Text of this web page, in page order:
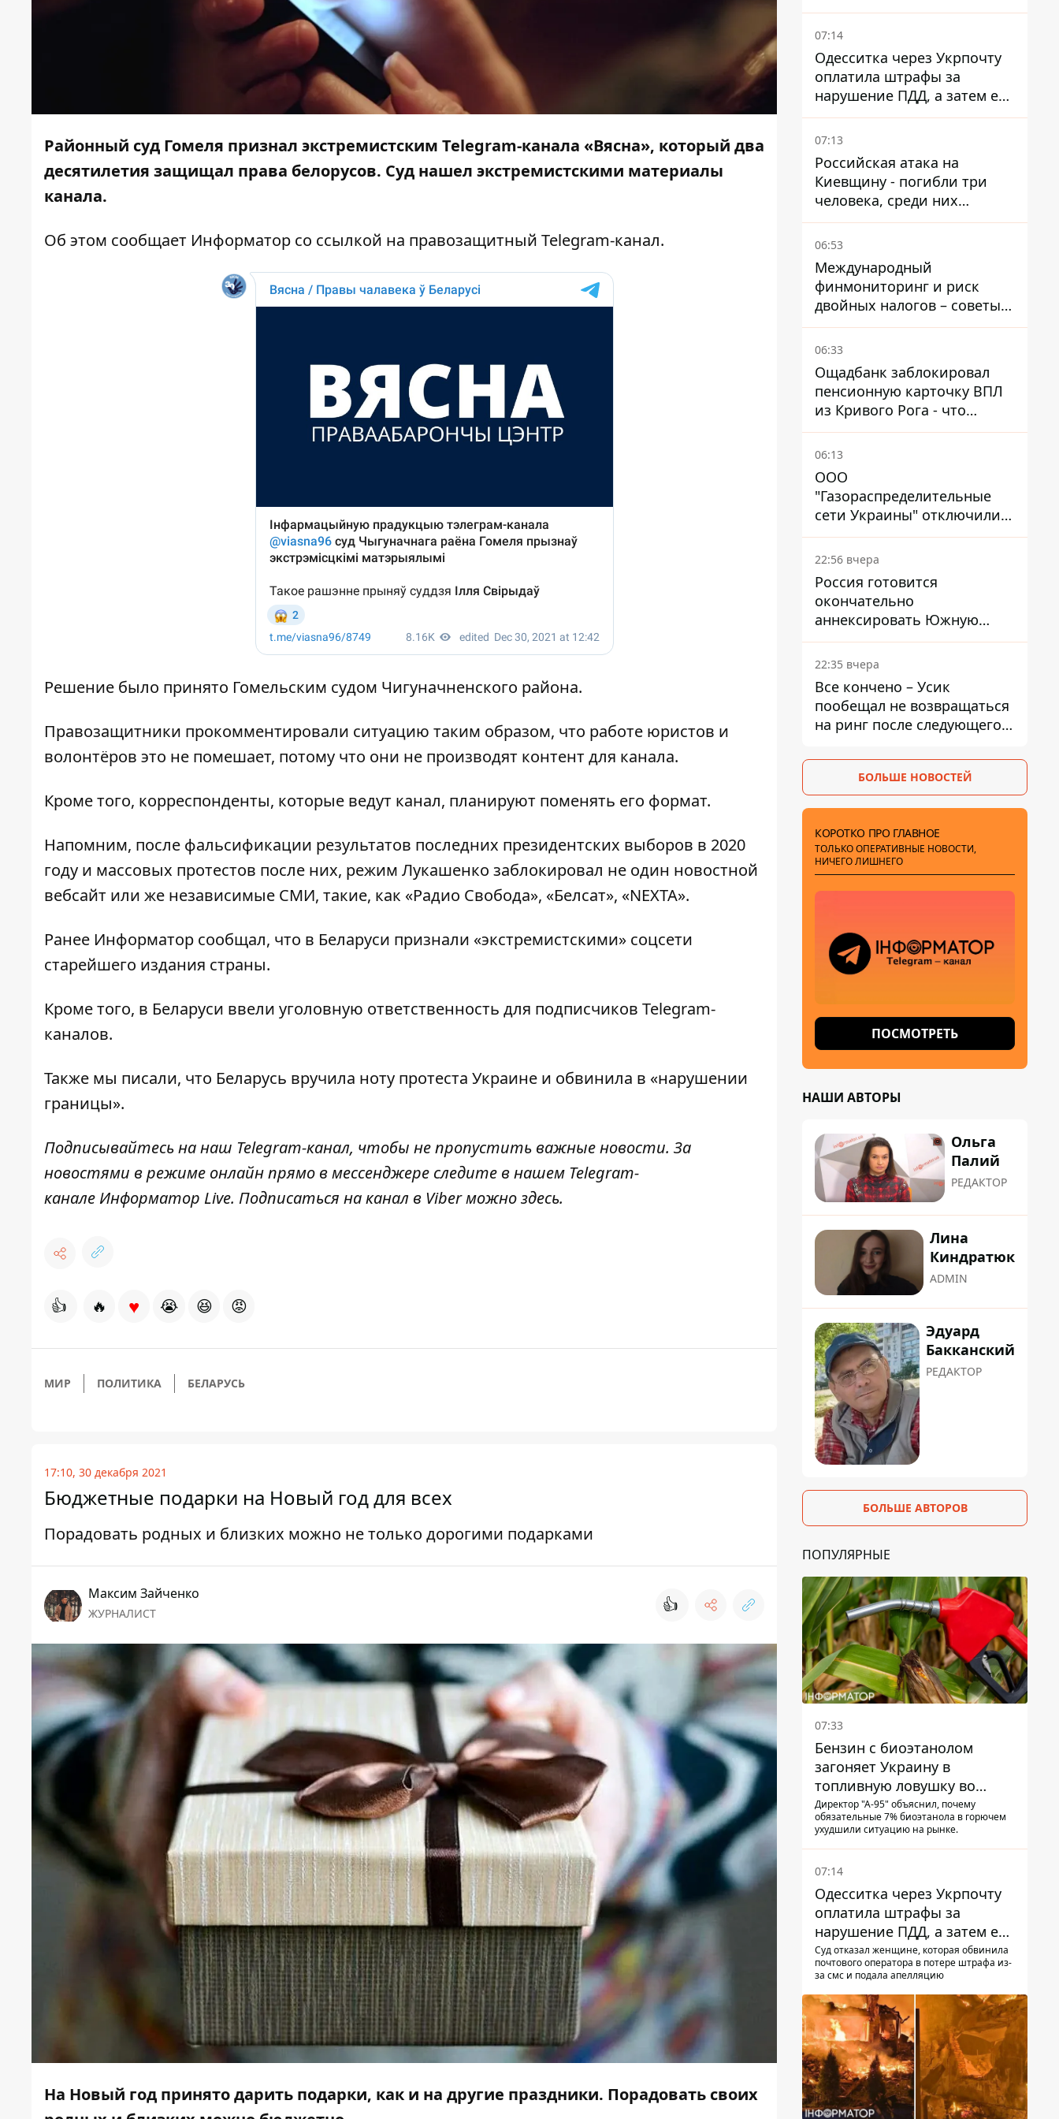
Районный суд Гомеля признал экстремистским Telegram-канала «Вясна», который два
десятилетия защищал права белорусов. Суд нашел экстремистскими материалы
канала.
Об этом сообщает Информатор со ссылкой на правозащитный Telegram-канал.
Решение было принято Гомельским судом Чигуначненского района.
Правозащитники прокомментировали ситуацию таким образом, что работе юристов и
волонтёров это не помешает, потому что они не производят контент для канала.
Кроме того, корреспонденты, которые ведут канал, планируют поменять его формат.
Напомним, после фальсификации результатов последних президентских выборов в 2020
году и массовых протестов после них, режим Лукашенко заблокировал не один новостной
вебсайт или же независимые СМИ, такие, как «Радио Свобода», «Белсат», «NEXTA».
Ранее Информатор сообщал, что в Беларуси признали «экстремистскими» соцсети
старейшего издания страны.
Кроме того, в Беларуси ввели уголовную ответственность для подписчиков Telegram-
каналов.
Также мы писали, что Беларусь вручила ноту протеста Украине и обвинила в «нарушении
границы».
Подписывайтесь на наш Telegram-канал, чтобы не пропустить важные новости. За
новостями в режиме онлайн прямо в мессенджере следите в нашем Telegram-
канале Информатор Live. Подписаться на канал в Viber можноздесь.
👍 🔥 ♥ 😭 😆 😡
МИР ПОЛИТИКА БЕЛАРУСЬ
17:10, 30 декабря 2021
Бюджетные подарки на Новый год для всех
Порадовать родных и близких можно не только дорогими подарками
Максим Зайченко
ЖУРНАЛИСТ 👍
На Новый год принято дарить подарки, как и на другие праздники. Порадовать своих
07:14
Одесситка через Укрпочту
оплатила штрафы за
нарушение ПДД, а затем ее
счета заблокировали - в
чем причина и что решил
07:13
Российская атака на
Киевщину - погибли три
человека, среди них
ребенок 2022 года
рождения
06:53
Международный
финмониторинг и риск
двойных налогов – советы
украинцам в Польше
06:33
Ощадбанк заблокировал
пенсионную карточку ВПЛ
из Кривого Рога - что
решил суд
06:13
ООО
"Газораспределительные
сети Украины" отключили
львовянке газ - что решил
суд
22:56 вчера
Россия готовится
окончательно
аннексировать Южную
Осетию – страны НАТО
обеспокоены
22:35 вчера
Все кончено – Усик
пообещал не возвращаться
на ринг после следующего
БОЛЬШЕ НОВОСТЕЙ
КОРОТКО ПРО ГЛАВНОЕ
ТОЛЬКО ОПЕРАТИВНЫЕ НОВОСТИ,
НИЧЕГО ЛИШНЕГО
ПОСМОТРЕТЬ
НАШИ АВТОРЫ
Ольга
Палий
РЕДАКТОР
Лина
Киндратюк
ADMIN
Эдуард
Бакканский
РЕДАКТОР
БОЛЬШЕ АВТОРОВ
ПОПУЛЯРНЫЕ
07:33
Бензин с биоэтанолом
загоняет Украину в
топливную ловушку во
время войны - Сергей Куюн
Директор "А-95" объяснил, почему
обязательные 7% биоэтанола в горючем
ухудшили ситуацию на рынке.
07:14
Одесситка через Укрпочту
оплатила штрафы за
нарушение ПДД, а затем ее
счета заблокировали - в
чем причина и что решил
Суд отказал женщине, которая обвинила
почтового оператора в потере штрафа из-
за смс и подала апелляцию